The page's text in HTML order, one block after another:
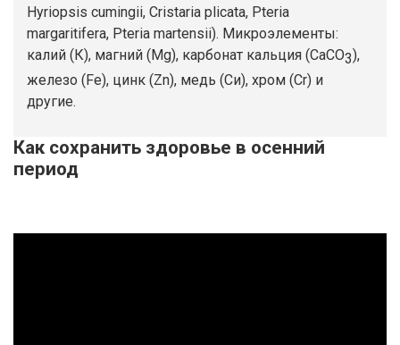
Hyriopsis cumingii, Cristaria plicata, Pteria
margaritifera, Pteria martensii). Микроэлементы:
калий (К), магний (Mg), карбонат кальция (СаСО3),
железо (Fe), цинк (Zn), медь (Си), хром (Cr) и
другие.
Как сохранить здоровье в осенний
период